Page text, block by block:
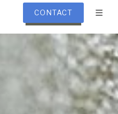
CONTACT